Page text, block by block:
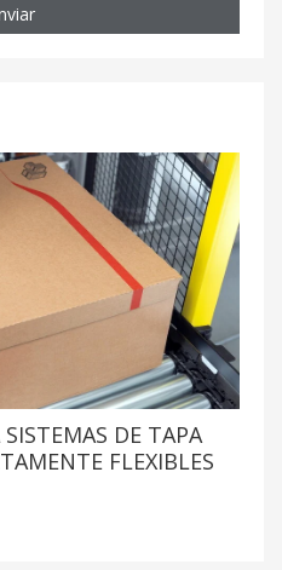
SISTEMAS DE TAPA
FLEXIBLES